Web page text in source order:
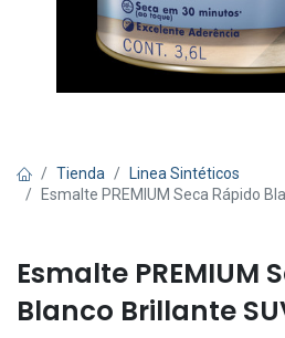
Tienda
Linea Sintéticos
Esmalte PREMIUM Seca Rápido
Esmalte PREMIUM
Blanco Brillante